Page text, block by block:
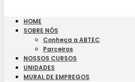
HOME
SOBRE NÓS
Conheça a ABTEC
Parceiros
NOSSOS CURSOS
UNIDADES
MURAL DE EMPREGOS